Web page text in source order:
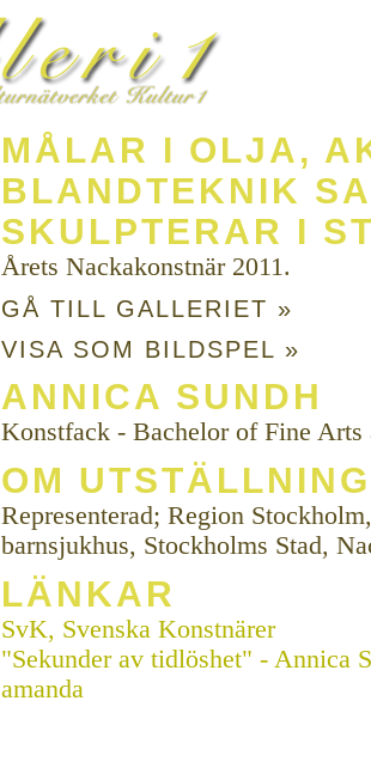
MÅLAR I OLJA,
BLANDTEKNIK
SKULPTERAR I
Årets Nackakonstnär 2011.
GÅ TILL GALLERIET »
VISA SOM BILDSPEL »
ANNICA SUNDH
Konstfack - Bachelor of Fine Arts
OM
Representerad; Region
barnsjukhus, Stockholms Stad,
LÄNKAR
SvK, Svenska Konstnärer
"Sekunder av tidlöshet" - Annica
amanda